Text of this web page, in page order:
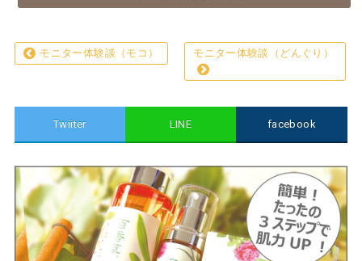
モニター体験談（モコ） モニター体験談（どんぐり）
Twiiter LINE facebook